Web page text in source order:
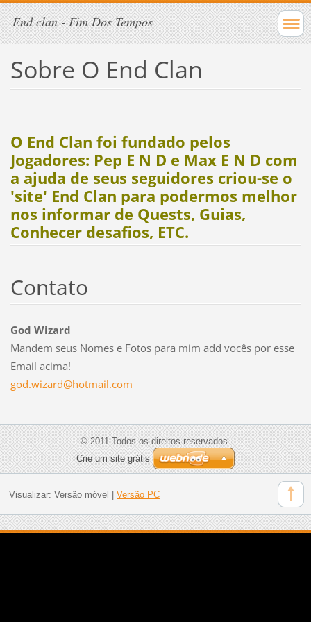
End clan - Fim Dos Tempos
Sobre O End Clan
O End Clan foi fundado pelos
Jogadores: Pep E N D e Max E N D com
a ajuda de seus seguidores criou-se o
'site' End Clan para podermos melhor
nos informar de Quests, Guias,
Conhecer desafios, ETC.
Contato
God Wizard
Mandem seus Nomes e Fotos para mim add vocês por esse
Email acima!
god.wizard@hotmail.com
© 2011 Todos os direitos reservados.
Crie um site grátis
Visualizar: Versão móvel Versão PC